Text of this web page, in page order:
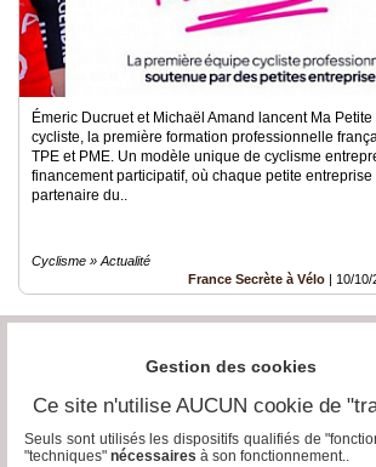
Émeric Ducruet et Michaël Amand lancent Ma
cycliste, la première formation professionnelle
TPE et PME. Un modèle unique de cyclisme
financement participatif, où chaque petite
partenaire du..
Cyclisme » Actualité
France Secrète à Vélo | 10/10/
Gestion des cookies
Ce site n'utilise AUCUN cookie de
Seuls sont utilisés les dispositifs qualifiés de
"techniques" nécessaires à son fonctionnement..